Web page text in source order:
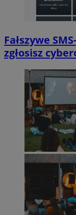
Fałszywe
zgłosisz